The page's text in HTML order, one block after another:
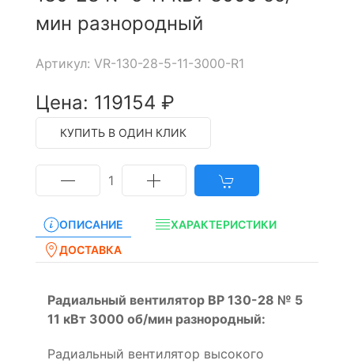
мин разнородный
Артикул: VR-130-28-5-11-3000-R1
Цена: 119154 ₽
КУПИТЬ В ОДИН КЛИК
1
ОПИСАНИЕ
ХАРАКТЕРИСТИКИ
ДОСТАВКА
Радиальный вентилятор ВР 130-28 № 5
11 кВт 3000 об/мин разнородный:
Радиальный вентилятор высокого